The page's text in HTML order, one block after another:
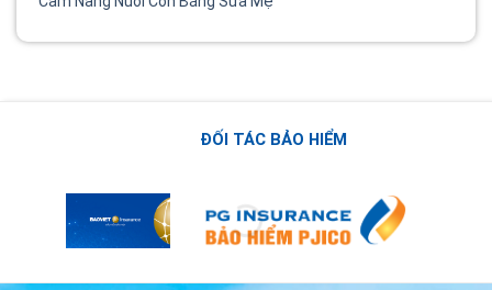
ĐỐI TÁC BẢO HIỂM